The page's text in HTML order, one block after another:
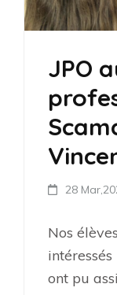
JPO
28
Nos
ont pu